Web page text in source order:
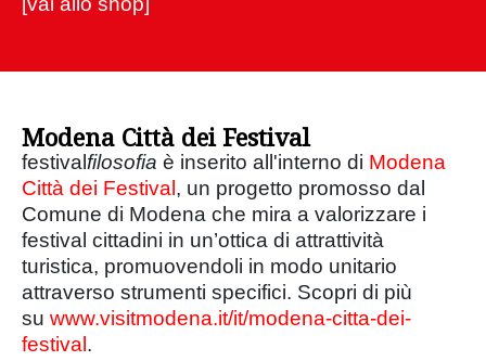
Modena Città dei Festival
festivalfilosofia è inserito all'interno di Modena
Città dei Festival , un progetto promosso dal
Comune di Modena che mira a valorizzare i
festival cittadini in un’ottica di attrattività
turistica, promuovendoli in modo unitario
attraverso strumenti specifici. Scopri di più
su www.visitmodena.it/it/modena-citta-dei-
festival .